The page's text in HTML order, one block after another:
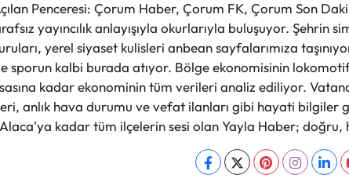
Penceresi: Çorum Haber, Çorum FK, Çorum Son
yayıncılık anlayışıyla okurlarıyla buluşuyor.
yerel siyaset kulisleri anbean sayfalarımıza
sporun kalbi burada atıyor. Bölge ekonomisinin
kadar ekonominin tüm verileri analiz ediliyor.
anlık hava durumu ve vefat ilanları gibi hayati bilgiler
Alaca'ya kadar tüm ilçelerin sesi olan Yayla Haber; doğru,